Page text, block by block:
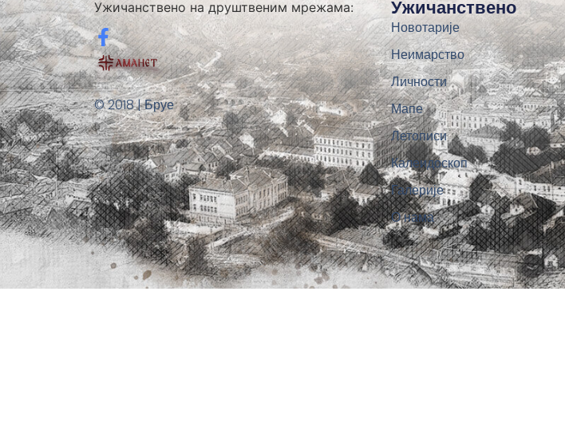
Ужичанствено на друштвеним мрежама:
© 2018 | Бруе
Ужичанствено
Новотарије
Неимарство
Личности
Мапе
Летописи
Калеидоскоп
Галерије
О нама